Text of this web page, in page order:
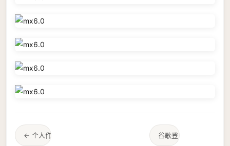
← 个人作品站点发布 谷歌登录表单 →